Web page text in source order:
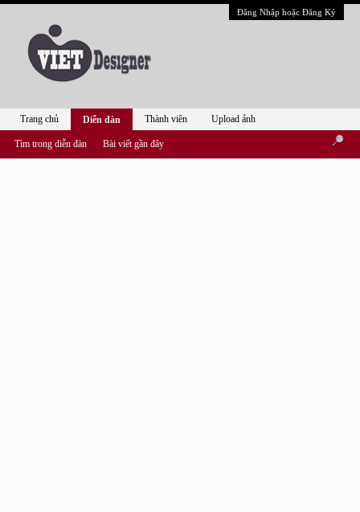
Đăng Nhập hoặc Đăng Ký
Trang chủ Diễn đàn
Tìm trong diễn đàn Bài viết gần đây
Thành viên Upload ảnh